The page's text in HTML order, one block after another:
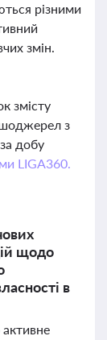
різними
змін.
змісту
з
добу
LIGA360.
щодо
в